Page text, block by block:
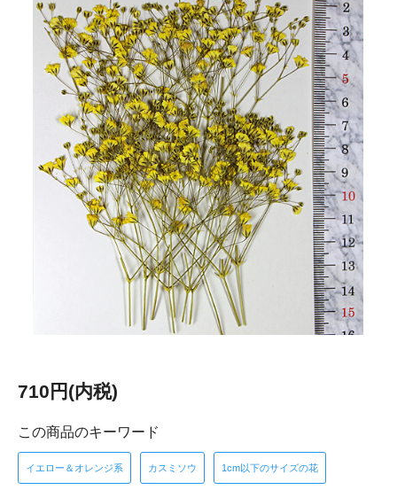
710円(内税)
この商品のキーワード
イエロー＆オレンジ系 カスミソウ 1cm以下のサイズの花